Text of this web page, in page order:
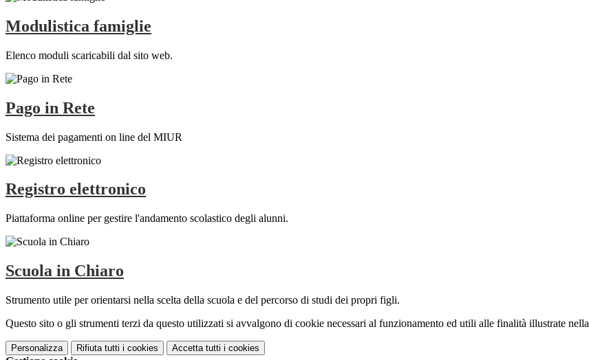
Modulistica famiglie
Elenco moduli scaricabili dal sito web.
Pago in Rete
Sistema dei pagamenti on line del MIUR
Registro elettronico
Piattaforma online per gestire l'andamento scolastico degli alunni.
Scuola in Chiaro
Strumento utile per orientarsi nella scelta della scuola e del percorso di studi dei propri figli.
Questo sito o gli strumenti terzi da questo utilizzati si avvalgono di cookie necessari al funzionamento ed utili alle finalità illustrate nella
Personalizza Rifiuta tutti i cookies Accetta tutti i cookies